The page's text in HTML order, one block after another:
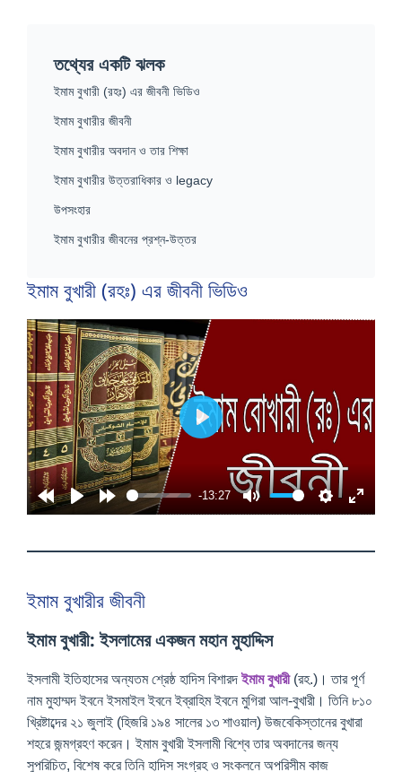
তথ্যের একটি ঝলক
ইমাম বুখারী (রহঃ) এর জীবনী ভিডিও
ইমাম বুখারীর জীবনী
ইমাম বুখারীর অবদান ও তার শিক্ষা
ইমাম বুখারীর উত্তরাধিকার ও legacy
উপসংহার
ইমাম বুখারীর জীবনের প্রশ্ন-উত্তর
ইমাম বুখারী (রহঃ) এর জীবনী ভিডিও
-13:27
P
ইমাম বুখারীর জীবনী
ইমাম বুখারী: ইসলামের একজন মহান মুহাদ্দিস
ইসলামী ইতিহাসের অন্যতম শ্রেষ্ঠ হাদিস বিশারদ ইমাম বুখারী(রহ.)। তার পূর্ণ
নাম মুহাম্মদ ইবনে ইসমাইল ইবনে ইব্রাহিম ইবনে মুগিরা আল-বুখারী। তিনি ৮১০
খ্রিষ্টাব্দের ২১ জুলাই (হিজরি ১৯৪ সালের ১৩ শাওয়াল) উজবেকিস্তানের বুখারা
শহরে জন্মগ্রহণ করেন। ইমাম বুখারী ইসলামী বিশ্বে তার অবদানের জন্য
সুপরিচিত, বিশেষ করে তিনি হাদিস সংগ্রহ ও সংকলনে অপরিসীম কাজ